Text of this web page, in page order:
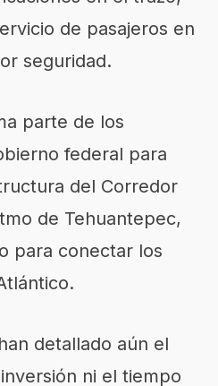
de pasajeros en
seguridad.
parte de los
federal para
del Corredor
de Tehuantepec,
para conectar los
detallado aún el
ni el tiempo